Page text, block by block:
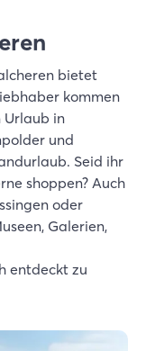
bietet
kommen
Urlaub in
und
Seid ihr
shoppen? Auch
oder
Galerien,
entdeckt zu